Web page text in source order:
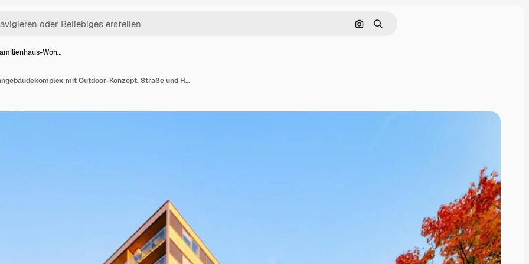
Nach Bild suchen
Suchen
Woh…
Mehrfamilienhaus-Wohngebäudekomplex mit Outdoor-Konzept. Straße und Hintergründe.